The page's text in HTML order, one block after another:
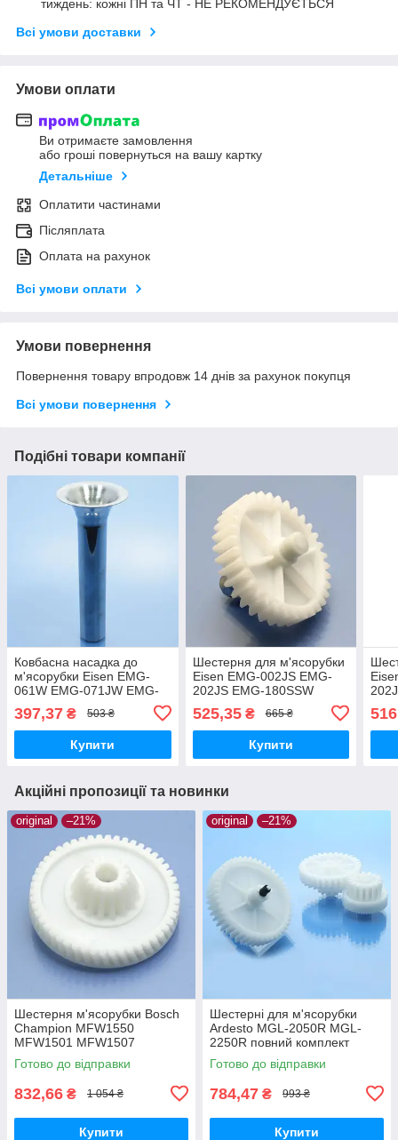
тиждень: кожні ПН та ЧТ - НЕ РЕКОМЕНДУЄТЬСЯ
Всі умови доставки
Умови оплати
Ви отримаєте замовлення
або гроші повернуться на вашу картку
Детальніше
Оплатити частинами
Післяплата
Оплата на рахунок
Всі умови оплати
Умови повернення
Повернення товару впродовж 14 днів за рахунок покупця
Всі умови повернення
Подібні товари компанії
Ковбасна насадка до
м'ясорубки Eisen EMG-
061W EMG-071JW EMG-
EMG-171АJS EMG-202JS
EMG-283JS EMG-304JS
397,37 ₴ 503 ₴
Купити
Шестерня для м'ясорубки
Eisen EMG-002JS EMG-
202JS EMG-180SSW
525,35₴ 665 ₴
Купити
Акційні пропозиції та новинки
original –21%
Шестерня м'ясорубки Bosch
Champion MFW1550
MFW1501 MFW1507
MFW1511 MFW1545 SFW1
CNFW2 оригінал Ø68 h25
Готово до відправки
832,66 ₴ 1 054 ₴
Купити
original –21%
Шестерні для м'ясорубки
Ardesto MGL-2050R MGL-
2250R повний комплект
оригінал харчовий пластик
Готово до відправки
784,47 ₴ 993 ₴
Купити